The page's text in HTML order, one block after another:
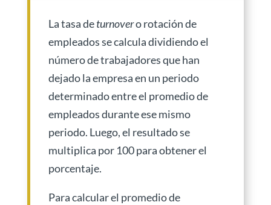
La tasa deturnovero rotación de
empleados se calcula dividiendo el
número de trabajadores que han
dejado la empresa en un periodo
determinado entre el promedio de
empleados durante ese mismo
periodo. Luego, el resultado se
multiplica por 100 para obtener el
porcentaje.
Para calcular el promedio de